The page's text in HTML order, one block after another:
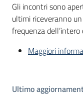
Gli incontri sono
ultimi riceveranno
frequenza dell’intero
Maggiori
Ultimo